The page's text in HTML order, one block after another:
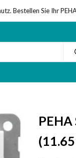
Bestellen Sie Ihr